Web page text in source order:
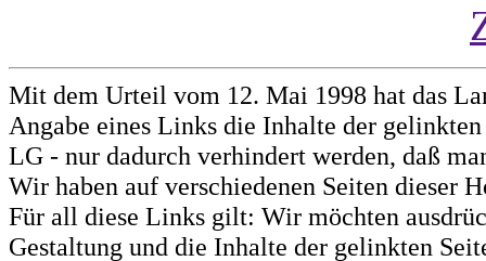
Mit dem Urteil vom 12. Mai 1998 hat das
Angabe eines Links die Inhalte der
LG - nur dadurch verhindert werden, daß
Wir haben auf verschiedenen Seiten dieser
Für all diese Links gilt: Wir möchten
Gestaltung und die Inhalte der gelinkten